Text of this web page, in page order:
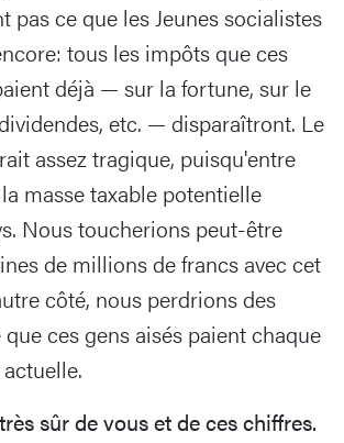
pas ce que les Jeunes socialistes
tous les impôts que ces
déjà — sur la fortune, sur le
etc. — disparaîtront. Le
assez tragique, puisqu'entre
masse taxable potentielle
Nous toucherions peut-être
de millions de francs avec cet
côté, nous perdrions des
ces gens aisés paient chaque
actuelle.
sûr de vous et de ces chiffres.